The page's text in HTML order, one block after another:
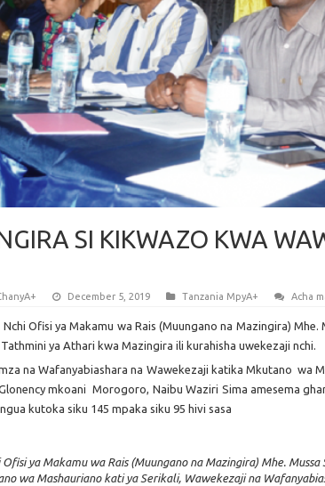
SI KIKWAZO KWA
December 5, 2019 Tanzania MpyA+ Acha
Ofisi ya Makamu wa Rais (Muungano na Mazingira)
Tathmini ya Athari kwa Mazingira ili kurahisha uwekezaji nchi.
na Wafanyabiashara na Wawekezaji katika Mkutano wa
mkoani Morogoro, Naibu Waziri Sima amesema
kutoka siku 145 mpaka siku 95 hivi sasa
Ofisi ya Makamu wa Rais (Muungano na Mazingira) Mhe.
wa Mashauriano kati ya Serikali, Wawekezaji na